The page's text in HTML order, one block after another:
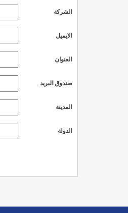
الشركة
الايميل
العنوان
صندوق البريد
المدينة
الدولة